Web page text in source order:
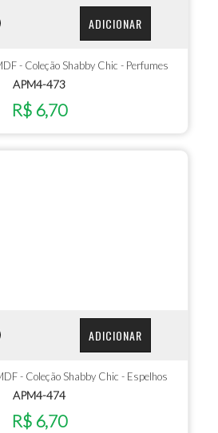
ADICIONAR
- Coleção Shabby Chic - Perfumes
APM4-473
R$ 6,70
ADICIONAR
- Coleção Shabby Chic - Espelhos
APM4-474
R$ 6,70